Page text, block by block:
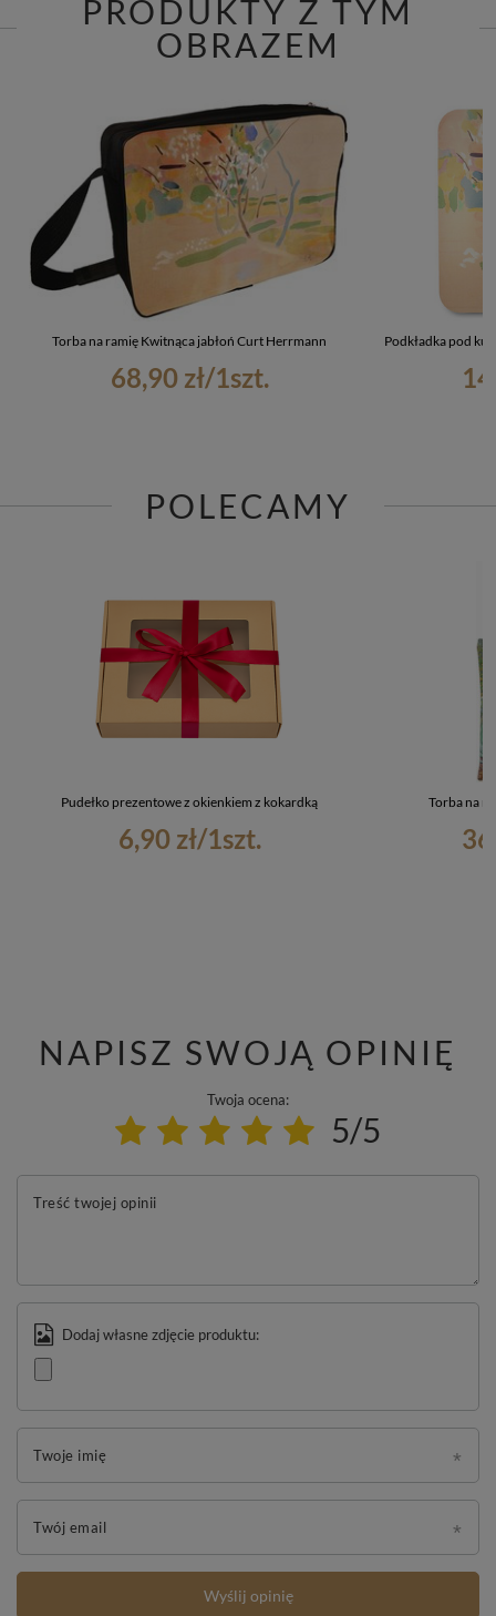
PRODUKTY Z TYM
OBRAZEM
Torba na ramię Kwitnąca jabłoń Curt Herrmann
68,90 zł/1szt.
Podkładka pod
POLECAMY
Pudełko prezentowe z okienkiem z kokardką
6,90 zł/1szt.
Torba na
NAPISZ SWOJĄ OPINIĘ
Twoja ocena:
5/5
Treść twojej opinii
Dodaj własne zdjęcie produktu:
Twoje imię
Twój email
Wyślij opinię